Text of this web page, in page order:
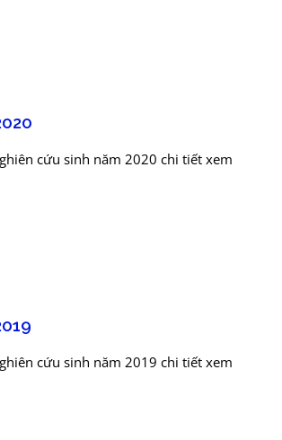
cứu sinh năm 2020 chi tiết xem
cứu sinh năm 2019 chi tiết xem